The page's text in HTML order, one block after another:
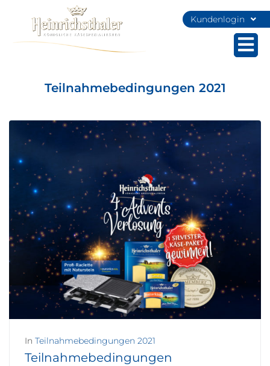
Kundenlogin
Teilnahmebedingungen 2021
In Teilnahmebedingungen 2021
Teilnahmebedingungen